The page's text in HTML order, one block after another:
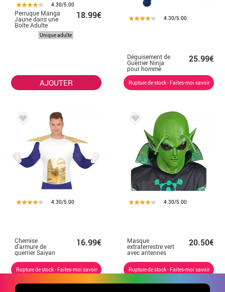
4.30/5.00
Perruque Manga
Jaune dans une
Boîte Adulte
18.99€
Unique adulte
AJOUTER
4.30/5.00
Déguisement de
Guerrier Ninja
pour homme
25.99€
Rupture de stock - Faites-moi savoir
4.30/5.00
Chemise
d'armure de
guerrier Saiyan
adulte
16.99€
Rupture de stock - Faites-moi savoir
4.30/5.00
Masque
extraterrestre vert
avec antennes
20.50€
Rupture de stock - Faites-moi savoir